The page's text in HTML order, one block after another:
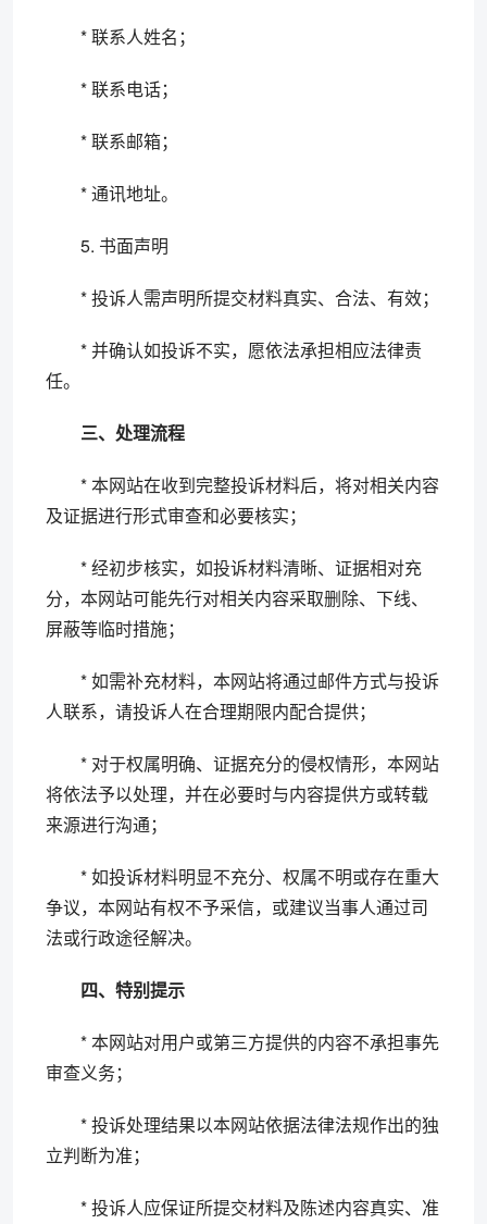
* 联系人姓名；
* 联系电话；
* 联系邮箱；
* 通讯地址。
5. 书面声明
* 投诉人需声明所提交材料真实、合法、有效；
* 并确认如投诉不实，愿依法承担相应法律责
任。
三、处理流程
* 本网站在收到完整投诉材料后，将对相关内容
及证据进行形式审查和必要核实；
* 经初步核实，如投诉材料清晰、证据相对充
分，本网站可能先行对相关内容采取删除、下线、
屏蔽等临时措施；
* 如需补充材料，本网站将通过邮件方式与投诉
人联系，请投诉人在合理期限内配合提供；
* 对于权属明确、证据充分的侵权情形，本网站
将依法予以处理，并在必要时与内容提供方或转载
来源进行沟通；
* 如投诉材料明显不充分、权属不明或存在重大
争议，本网站有权不予采信，或建议当事人通过司
法或行政途径解决。
四、特别提示
* 本网站对用户或第三方提供的内容不承担事先
审查义务；
* 投诉处理结果以本网站依据法律法规作出的独
立判断为准；
* 投诉人应保证所提交材料及陈述内容真实、准